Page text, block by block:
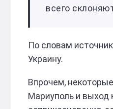
всего
По словам
Украину.
Впрочем,
Мариуполь и выход